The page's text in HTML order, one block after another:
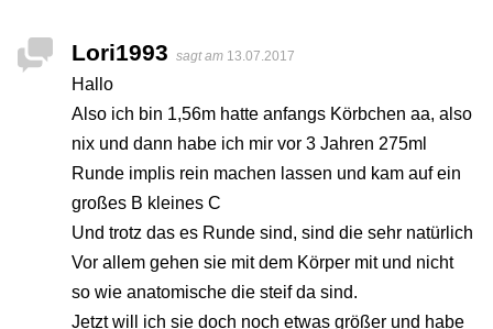
Lori1993 sagt am 13.07.2017
Hallo
Also ich bin 1,56m hatte anfangs Körbchen aa, also
nix und dann habe ich mir vor 3 Jahren 275ml
Runde implis rein machen lassen und kam auf ein
großes B kleines C
Und trotz das es Runde sind, sind die sehr natürlich
Vor allem gehen sie mit dem Körper mit und nicht
so wie anatomische die steif da sind.
Jetzt will ich sie doch noch etwas größer und habe